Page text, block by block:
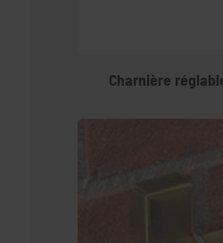
Charnière